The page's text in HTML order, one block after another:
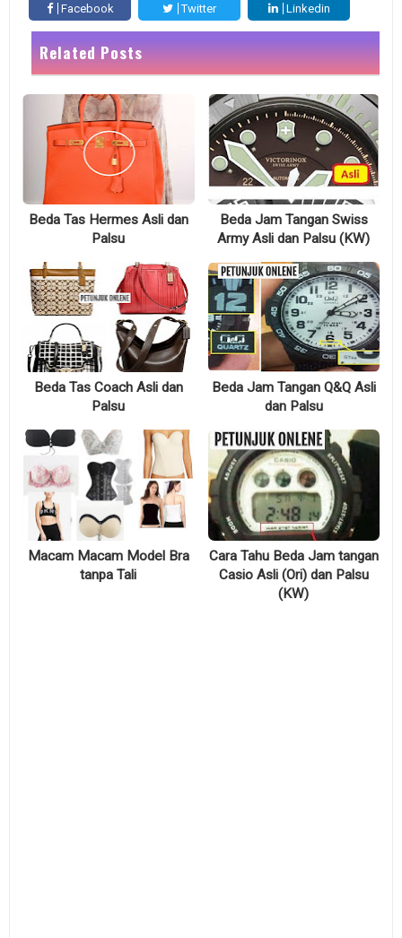
Facebook Twitter Linkedin
Related Posts
Beda Tas Hermes Asli dan
Palsu
Beda Jam Tangan Swiss
Army Asli dan Palsu (KW)
Beda Tas Coach Asli dan
Palsu
Beda Jam Tangan Q&Q Asli
dan Palsu
Macam Macam Model Bra
tanpa Tali
Cara Tahu Beda Jam tangan
Casio Asli (Ori) dan Palsu
(KW)